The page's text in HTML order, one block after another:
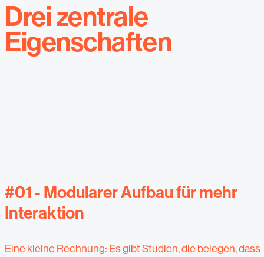
Drei zentrale
Eigenschaften
#01 - Modularer Aufbau für mehr
Interaktion
Eine kleine Rechnung: Es gibt Studien, die belegen, dass